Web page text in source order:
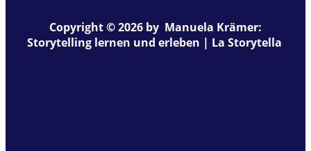
Copyright © 2026 by Manuela Krämer:
Storytelling lernen und erleben | La Storytella